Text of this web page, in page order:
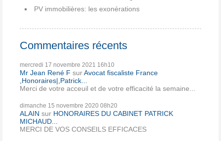
PV immobilières: les exonérations
Commentaires récents
mercredi 17 novembre 2021 16h10
Mr Jean René F surAvocat fiscaliste France
,Honoraires|,Patrick...
Merci de votre acceuil et de votre efficacité la semaine...
dimanche 15 novembre 2020 08h20
ALAIN sur HONORAIRES DU CABINET PATRICK
MICHAUD...
MERCI DE VOS CONSEILS EFFICACES